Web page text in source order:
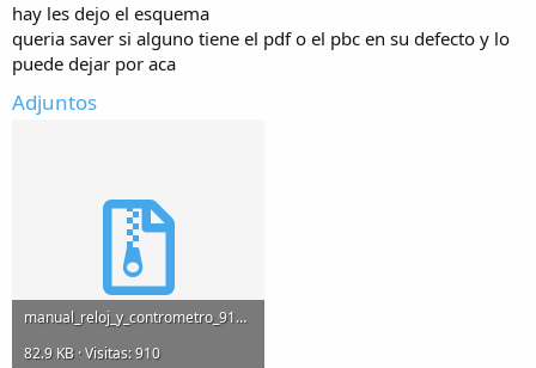
hay les dejo el esquema
queria saver si alguno tiene el pdf o el pbc en su defecto y lo
puede dejar por aca
Adjuntos
manual_reloj_y_contrometro_911.zip
82.9 KB · Visitas: 910